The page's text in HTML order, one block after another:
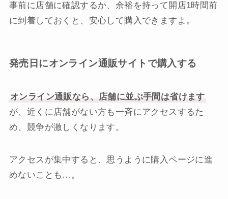
事前に店舗に確認するか、余裕を持って開店1時間前
に到着しておくと、安心して購入できますよ。
発売日にオンライン通販サイトで購入する
オンライン通販なら、店舗に並ぶ手間は省けます
が、近くに店舗がない方も一斉にアクセスするた
め、競争が激しくなります。
アクセスが集中すると、思うように購入ページに進
めないことも…。